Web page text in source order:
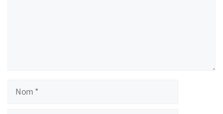
Nom